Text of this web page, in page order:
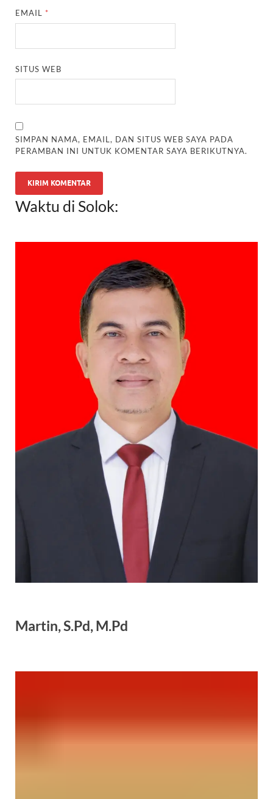
EMAIL *
SITUS WEB
SIMPAN NAMA, EMAIL, DAN SITUS WEB SAYA PADA
PERAMBAN INI UNTUK KOMENTAR SAYA BERIKUTNYA.
Waktu di Solok:
Martin, S.Pd, M.Pd